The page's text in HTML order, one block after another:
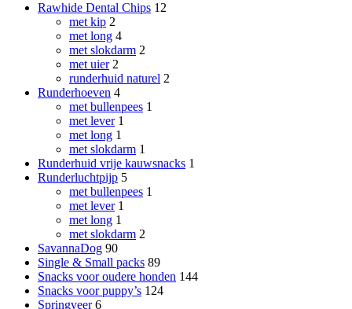
Rawhide Dental Chips 12
met kip 2
met long 4
met slokdarm 2
met uier 2
runderhuid naturel 2
Runderhoeven 4
met bullenpees 1
met lever 1
met long 1
met slokdarm 1
Runderhuid vrije kauwsnacks 1
Runderluchtpijp 5
met bullenpees 1
met lever 1
met long 1
met slokdarm 2
SavannaDog 90
Single & Small packs 89
Snacks voor oudere honden 144
Snacks voor puppy’s 124
Springveer 6